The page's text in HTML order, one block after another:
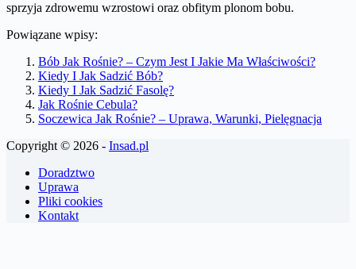
sprzyja zdrowemu wzrostowi oraz obfitym plonom bobu.
Powiązane wpisy:
Bób Jak Rośnie? – Czym Jest I Jakie Ma Właściwości?
Kiedy I Jak Sadzić Bób?
Kiedy I Jak Sadzić Fasolę?
Jak Rośnie Cebula?
Soczewica Jak Rośnie? – Uprawa, Warunki, Pielęgnacja
Copyright © 2026 - Insad.pl
Doradztwo
Uprawa
Pliki cookies
Kontakt